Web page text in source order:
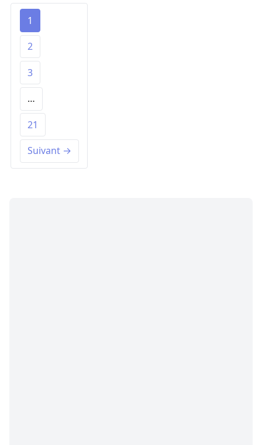
1
2
3
…
21
Suivant →